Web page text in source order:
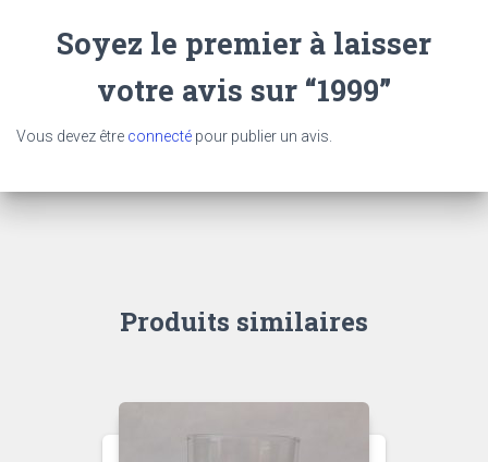
Soyez le premier à laisser
votre avis sur “1999”
Vous devez être connecté pour publier un avis.
Produits similaires